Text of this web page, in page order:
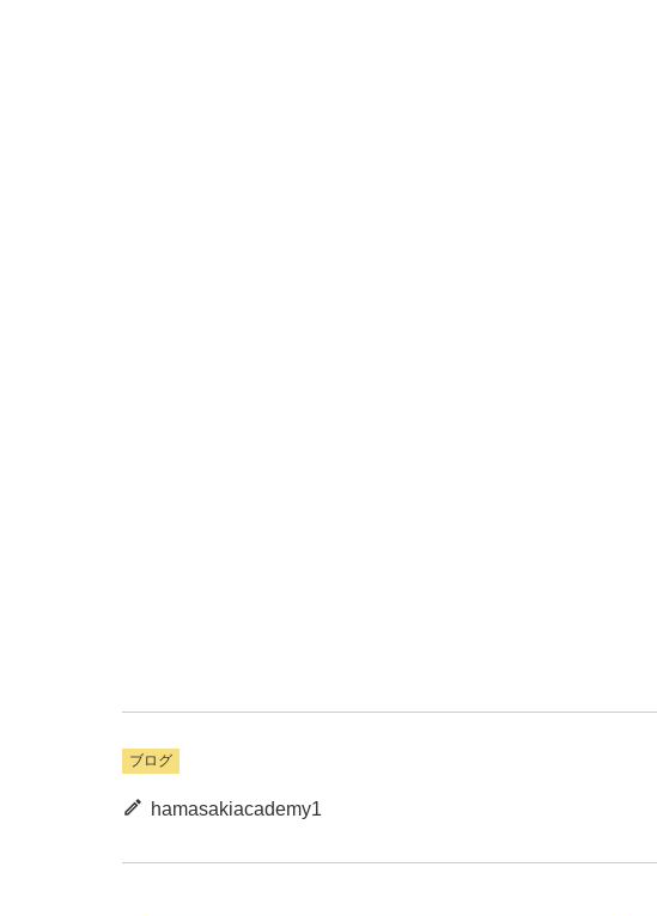
ブログ
hamasakiacademy1